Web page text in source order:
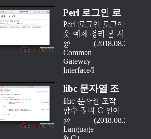
여부에 따라 로그
인한 이용자와 로
그인하지 않은 이
용자를 구분하고
서로 다른 페이지
를 보여주도록 하
는 것이 본 시리즈
에서 구현하는 주
된 기능이다. Perl
로그인 로그아웃
예제 정리 (part
01 - 쿠키를 사용
한 예) Perl 로그인
로그아웃 예제 정
정리한다. 아이디
와 암호가 일치할
경우 이 상태를 쿠
키cookie나 세션
session에 기억시
키고, 이후 페이지
접속 시 해당 쿠키
여부에 따라 로그
인한 이용자와 로
그인하지 않은 이
용자를 구분하고
서로 다른 페이지
를 보여주도록 하
Perl 로그인 로
그아웃 예제 정
리 (part 01 - 쿠
키를 사용한
예)
Perl 로그인 로그아
웃 예제 정리 본 시
리즈에서는 웹 개
발을 할 때 자주 사
용되는 기능인 로
그인/로그아웃 기
정리한다. 아이디
와 암호가 일치할
경우 이 상태를 쿠
키cookie나 세션
session에 기억시
키고, 이후 페이지
Common
Gateway
Interface/Perl
2018.08.23
libc 문자열 조
작 함수 정리
(part 11 -
strerror) [完]
libc 문자열 조작
함수 정리 C 언어
에서 문자열 처리
는 복잡하다. 언어
Language/C
2018.08.23